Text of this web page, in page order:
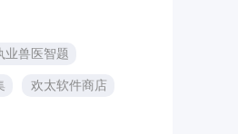
业兽医智题
欢太软件商店